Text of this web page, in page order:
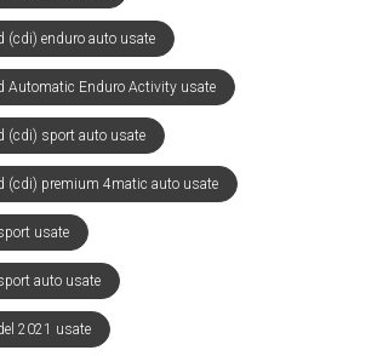
(cdi) enduro auto usate
Automatic Enduro Activity usate
(cdi) sport auto usate
(cdi) premium 4matic auto usate
usate
auto usate
2021 usate